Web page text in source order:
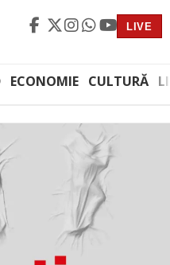
LIVE
ECONOMIE CULTURĂ